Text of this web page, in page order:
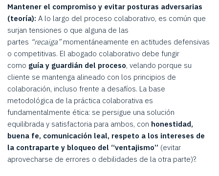
Mantener el compromiso y evitar posturas adversarias
(teoría): A lo largo del proceso colaborativo, es común que
surjan tensiones o que alguna de las
partes “recaiga”momentáneamente en actitudes defensivas
o competitivas. El abogado colaborativo debe fungir
como guía y guardián del proceso, velando porque su
cliente se mantenga alineado con los principios de
colaboración, incluso frente a desafíos. La base
metodológica de la práctica colaborativa es
fundamentalmente ética: se persigue una solución
equilibrada y satisfactoria para ambos, con honestidad,
buena fe, comunicación leal, respeto a los intereses de
la contraparte y bloqueo del “ventajismo” (evitar
aprovecharse de errores o debilidades de la otra parte)?.